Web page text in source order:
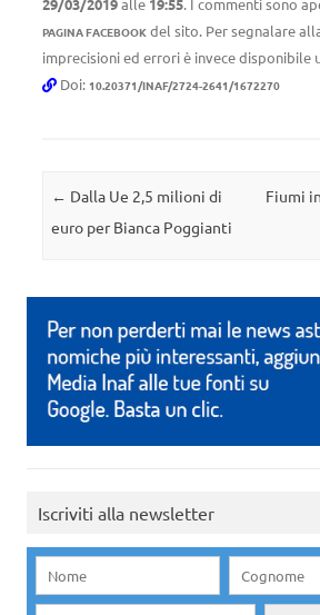
29/03/2019alle 19:55. I commenti sono
PAGINA FACEBOOK del sito. Per segnalare
imprecisioni ed errori è invece disponibile
Doi: 10.20371/INAF/2724-2641/1672270
Navigazione articolo
← Dalla Ue 2,5 milioni di
euro per Bianca Poggianti
Fiumi
Iscriviti alla newsletter